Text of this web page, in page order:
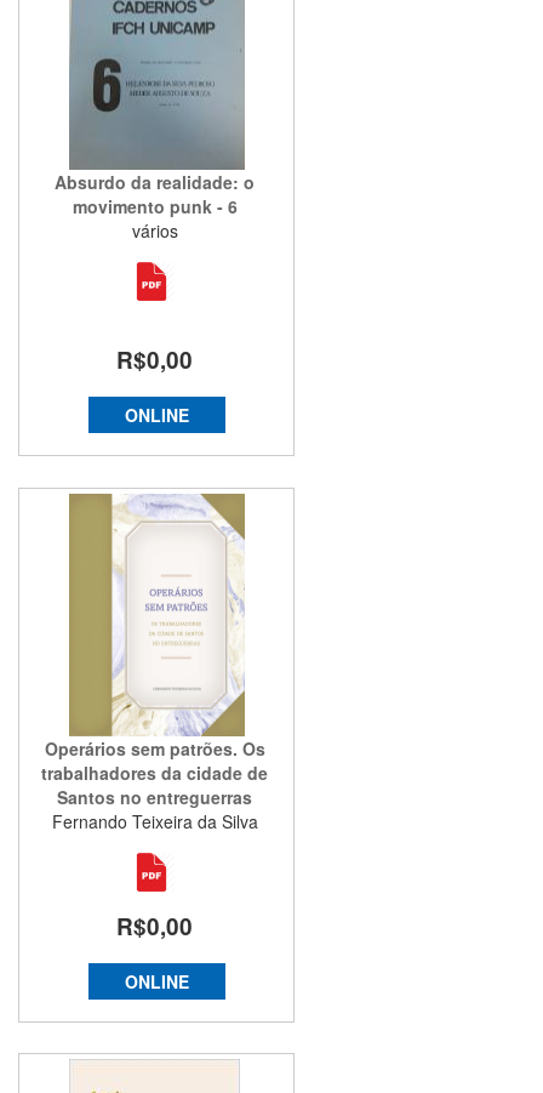
Absurdo da realidade: o
movimento punk - 6
vários
R$0,00
ONLINE
Operários sem patrões. Os
trabalhadores da cidade de
Santos no entreguerras
Fernando Teixeira da Silva
R$0,00
ONLINE